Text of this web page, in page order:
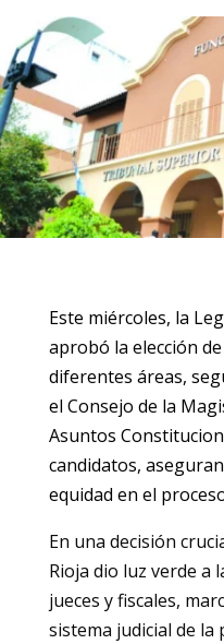
Este miércoles, la
aprobó la elección
diferentes áreas,
el Consejo de la
Asuntos
candidatos,
equidad en el
En una decisión
Rioja dio luz verde a
jueces y fiscales,
sistema judicial de la